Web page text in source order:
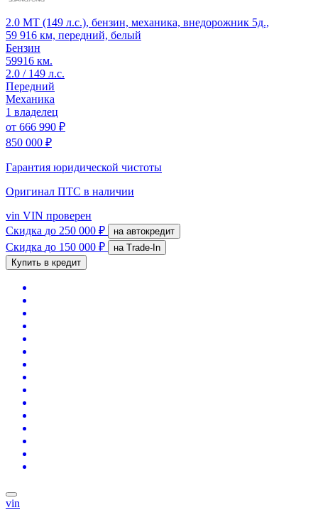
2.0 MT (149 л.с.), бензин, механика, внедорожник 5д.,
59 916 км, передний, белый
Бензин
59916 км.
2.0 / 149 л.с.
Передний
Механика
1 владелец
от 666 990 ₽
850 000 ₽
Гарантия юридической чистоты
Оригинал ПТС в наличии
vin VIN проверен
Скидка до 250 000 ₽ на автокредит
Скидка до 150 000 ₽
на Trade-In
Купить в кредит
vin